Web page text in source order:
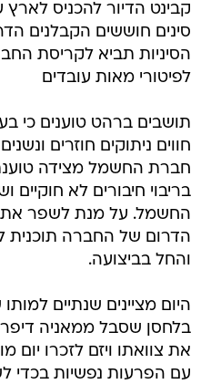
קבינט הדיור להכניס לארץ
סינים חוששים הקבלנים
הסיניות תביא לקריסת
לפיטורי מאות עובדים
תושבים ברהט טוענים כי
חווים ניתוקים חוזרים
חברת החשמל מצידה
בריבוי חיבורים לא
החשמל. על מנת לשפר את
הדרום של החברה תוכנית
והחל בביצועה.
היום מציינים שנתיים
בלחסן שסבל ממאניה
את צוואתו ויזם לזכרו
עם הפרעות נפשיות בכדי